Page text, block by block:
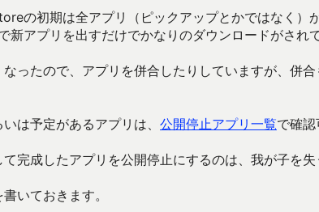
の初期は全アプリ（ピックアップとかではなく）
アプリを出すだけでかなりのダウンロードがされ
ったので、アプリを併合したりしていますが、併
は予定があるアプリは、 公開停止アプリ一覧で確認
完成したアプリを公開停止にするのは、我が子を失
いておきます。